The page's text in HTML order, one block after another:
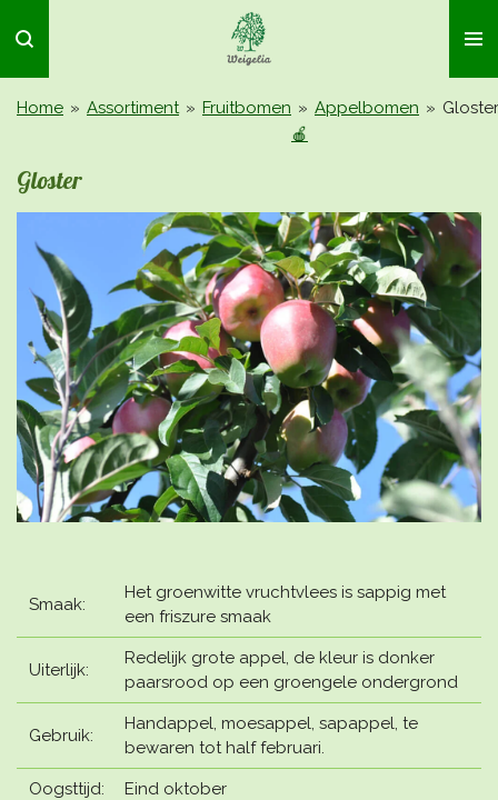
direct
naar
de
Home » Assortiment » Fruitbomen » Appelbomen
🍎
» Gloster
Gloster
Smaak:
Het groenwitte vruchtvlees is sappig met
een friszure smaak
Uiterlijk:
Redelijk grote appel, de kleur is donker
paarsrood op een groengele ondergrond
Gebruik:
Handappel, moesappel, sapappel, te
bewaren tot half februari.
Oogsttijd: Eind oktober